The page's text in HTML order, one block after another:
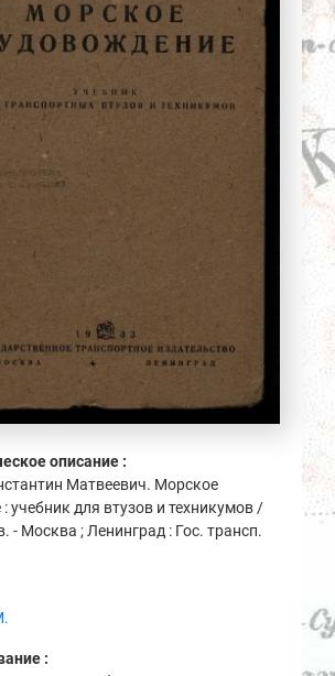
описание :
Матвеевич. Морское
учебник для втузов и техникумов /
- Москва ; Ленинград : Гос. трансп.
: